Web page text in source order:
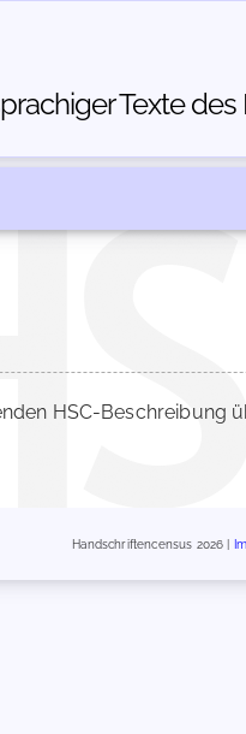
Texte
HSC-Beschreibung
Handschriftencensus 2026 |